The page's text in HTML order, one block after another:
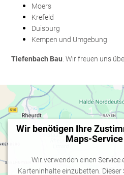
Moers
Krefeld
Duisburg
Kempen und Umgebung
Tiefenbach Bau . Wir freuen uns
Wir benötigen Ihre
Maps-
Wir verwenden einen
Karteninhalte einzubetten. Dieser